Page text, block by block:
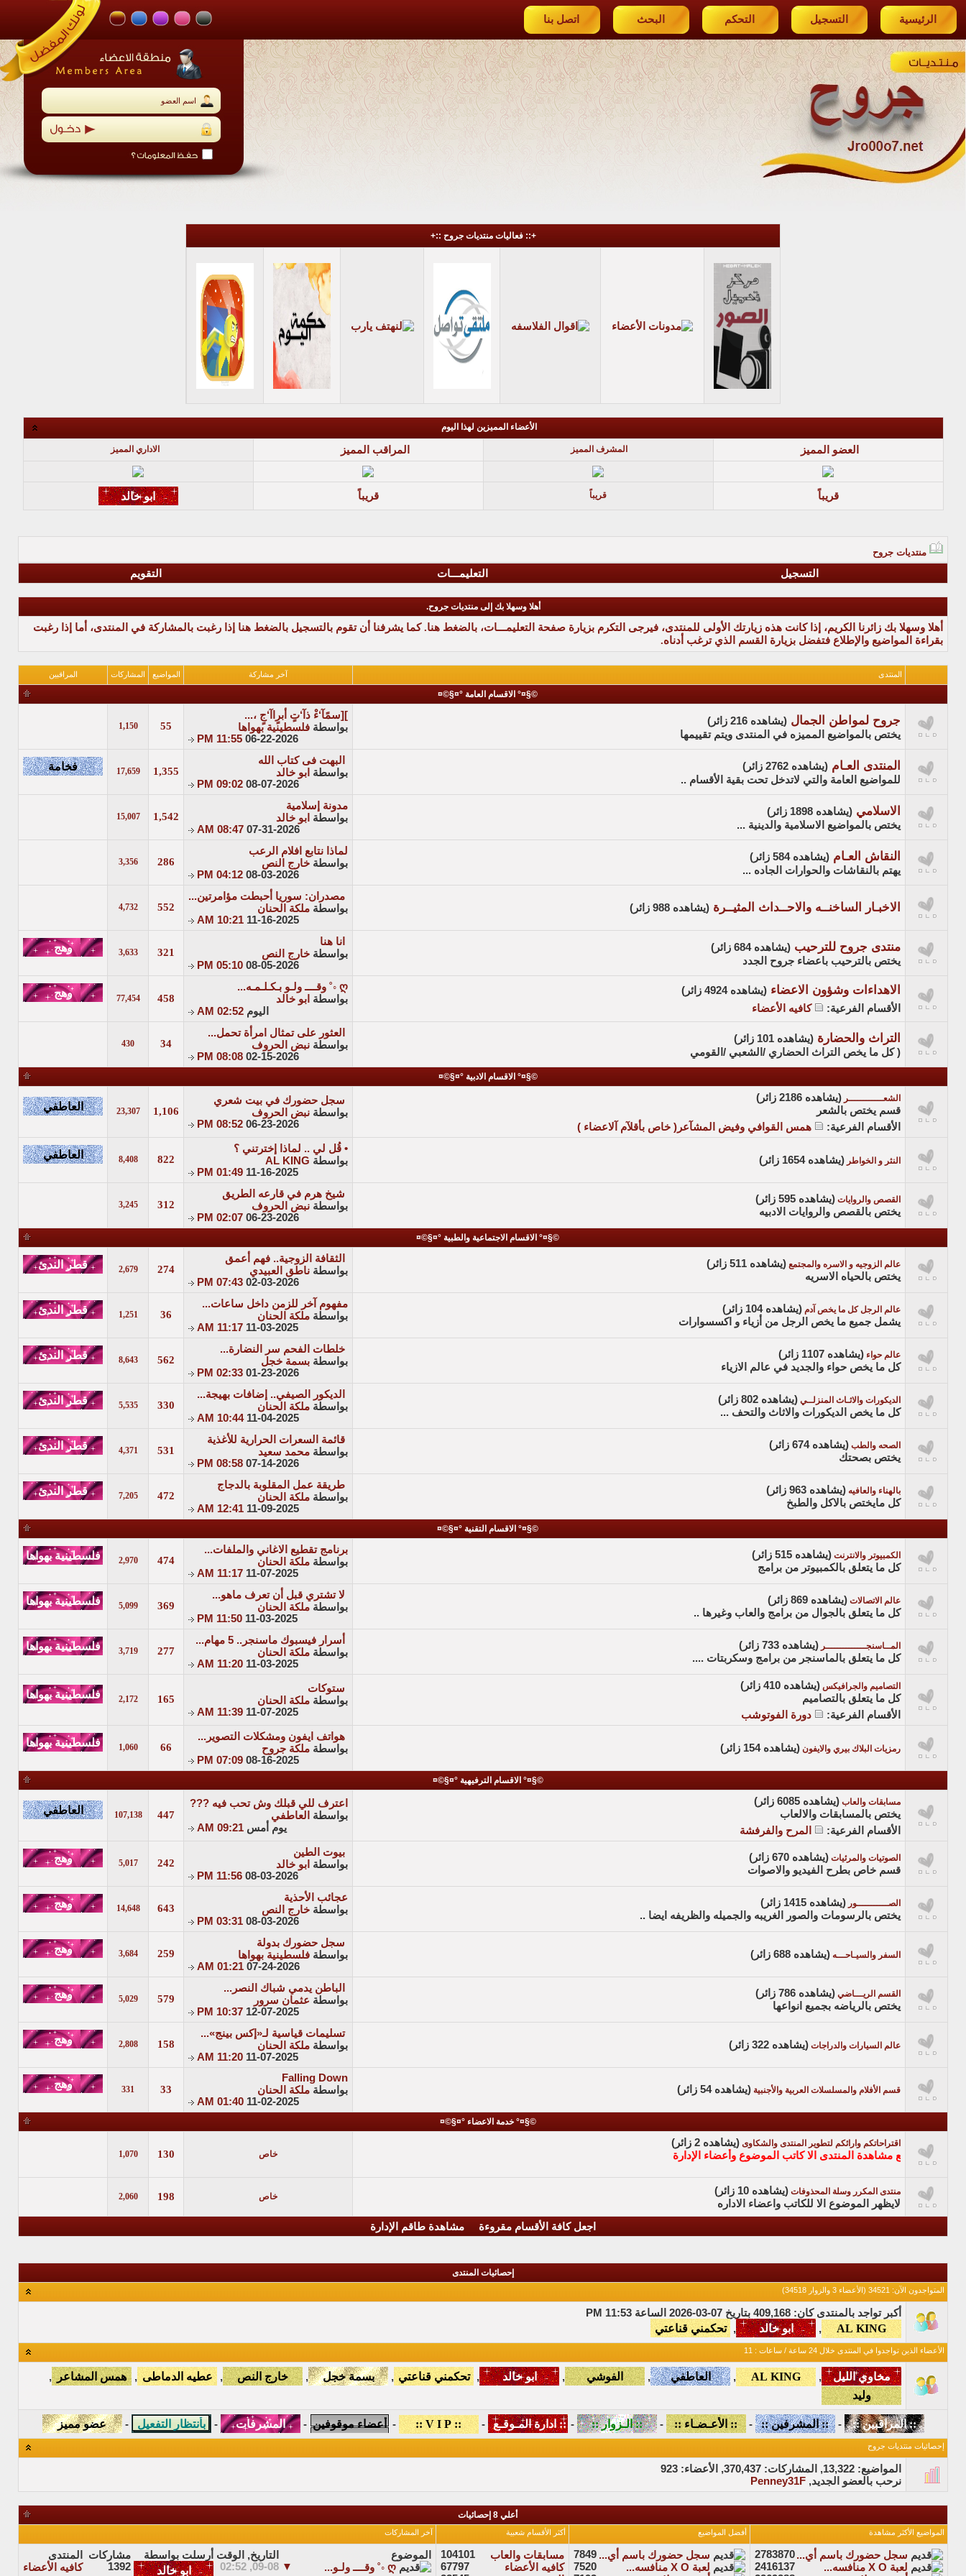
الرئيسية التسجيل التحكم البحث اتصل بنا
+:: فعاليات منتديات جروح ::+
الأعضاء المميزين لهذا اليوم
العضو المميز المشرف المميز المراقب المميز الاداري المميز
قريباً قريباً قريباً
منتديات جروح
التسجيل التعليمـــات التقويم
أهلا وسهلا بك إلى منتديات جروح.
أهلا وسهلا بك زائرنا الكريم، إذا كانت هذه زيارتك الأولى للمنتدى، فيرجى التكرم بزيارة صفحة التعليمـــات، بالضغط هنا. كما يشرفنا أن تقوم بالتسجيل بالضغط هنا إذا رغبت بالمشاركة في المنتدى، أما إذا رغبت
بقراءة المواضيع والإطلاع فتفضل بزيارة القسم الذي ترغب أدناه.
المنتدى آخر مشاركة المواضيع المشاركات المراقبين
©§¤° الاقسام العامة °¤§©¤
جروح لمواطن الجمال (يشاهده 216 زائر)
يختص بالمواضيع المميزه في المنتدى ويتم تقييمها
][سمًآ‘ءْ ذآ‘تٍ أبرٍاآ‘جٍ ،...
بواسطة فلسطينية بهواها
06-22-2026
11:55 PM
55
1,150
المنتدى العـام (يشاهده 2762 زائر)
للمواضيع العامة والتي لاتدخل تحت بقية الأقسام ..
البهت فى كتاب الله
بواسطة ابو خالد
08-07-2026
09:02 PM
1,355
17,659
الاسلامي (يشاهده 1898 زائر)
يختص بالمواضيع الاسلامية والدينية ...
مدونة إسلامية
بواسطة ابو خالد
07-31-2026
08:47 AM
1,542
15,007
النقاش العـام (يشاهده 584 زائر)
يهتم بالنقاشات والحوارات الجاده ...
لماذا نتابع افلام الرعب
بواسطة خارج النص
08-03-2026
04:12 PM
286
3,356
الاخبـار الساخنــه والاحــداث المثيــرة (يشاهده 988 زائر)
مصدران: سوريا أحبطت مؤامرتين...
بواسطة ملكة الحنان
11-16-2025
10:21 AM
552
4,732
منتدى جروح للترحيب (يشاهده 684 زائر)
يختص بالترحيب باعضاء جروح الجدد
انا هنا
بواسطة خارج النص
08-05-2026
05:10 PM
321
3,633
الاهداءات وشؤون الاعضاء (يشاهده 4924 زائر)
الأقسام الفرعية: كافيه الأعضاء
ღ ◦˚ وقــــ ولـو بـكـلـمـه...
بواسطة ابو خالد
اليوم 02:52 AM
458
77,454
التراث والحضارة (يشاهده 101 زائر)
( كل ما يخص التراث الحضاري /الشعبي /القومي
العثور على تمثال امرأة تحمل...
بواسطة نبض الحروف
02-15-2026
08:08 PM
34
430
©§¤° الاقسام الادبية °¤§©¤
الشعــــــــــــر (يشاهده 2186 زائر)
قسم يختص بالشعر
الأقسام الفرعية: همس القوافي وفيض المشآعر( خاص بأقلآم آلاعضاء )
سجل حضورك في بيت شعري
بواسطة نبض الحروف
06-23-2026
08:52 PM
1,106
23,307
النثر و الخواطر (يشاهده 1654 زائر)
• قُل لي .. لماذا إخترتني ؟
بواسطة AL KING
11-16-2025
01:49 PM
822
8,408
القصص والروايات (يشاهده 595 زائر)
يختص بالقصص والروايات الادبيه
شيخ هرم في قارعه الطريق
بواسطة نبض الحروف
06-23-2026
02:07 PM
312
3,245
©§¤° الاقسام الاجتماعية والطبية °¤§©¤
عالم الزوجيه و الاسره والمجتمع (يشاهده 511 زائر)
يختص بالحياه الاسريه
الثقافة الزوجية.. فهم أعمق
بواسطة ناطق العبيدي
02-03-2026
07:43 PM
274
2,679
عالم الرجل كل ما يخص آدم (يشاهده 104 زائر)
يشمل جميع ما يخص الرجل من أزياء و اكسسوارات
مفهوم آخر للزمن داخل ساعات...
بواسطة ملكة الحنان
11-03-2025
11:17 AM
36
1,251
عالم حواء (يشاهده 1107 زائر)
كل ما يخص حواء والجديد في عالم الازياء
خلطات الفحم سر النضارة...
بواسطة بسمة خجل
01-23-2026
02:33 PM
562
8,643
الديكورات والاثـاث المنزلــي (يشاهده 802 زائر)
كل ما يخص الديكورات والاثاث والتحف ...
الديكور الصيفي.. إضافات بهيجة...
بواسطة ملكة الحنان
11-04-2025
10:44 AM
330
5,535
الصحه والطب (يشاهده 674 زائر)
يختص بصحتك
قائمة السعرات الحرارية للأغذية
بواسطة محمد سعيد
07-14-2026
08:58 PM
531
4,371
بالهناء والعافيه (يشاهده 963 زائر)
كل مايختص بالاكل والطبخ
طريقة عمل المقلوبة بالدجاج
بواسطة ملكة الحنان
11-09-2025
12:41 AM
472
7,205
©§¤° الاقسام التقنية °¤§©¤
الكمبيوتر والانترنت (يشاهده 515 زائر)
كل ما يتعلق بالكمبيوتر من برامج
برنامج تقطيع الاغاني والملفات...
بواسطة ملكة الحنان
11-07-2025
11:17 AM
474
2,970
عالم الاتصالات (يشاهده 869 زائر)
كل ما يتعلق بالجوال من برامج والعاب وغيرها ..
لا تشتري قبل أن تعرف ماهو...
بواسطة ملكة الحنان
11-03-2025
11:50 PM
369
5,099
المــاسنجــــــــــــــر (يشاهده 733 زائر)
كل ما يتعلق بالماسنجر من برامج وسكربتات ....
أسرار فيسبوك ماسنجر.. 5 مهام...
بواسطة ملكة الحنان
11-03-2025
11:20 AM
277
3,719
التصاميم والجرافيكس (يشاهده 410 زائر)
كل ما يتعلق بالتصاميم
الأقسام الفرعية: دورة الفوتوشب
ستوكات
بواسطة ملكة الحنان
11-07-2025
11:39 AM
165
2,172
رمزيات البلاك بيري والايفون (يشاهده 154 زائر)
هواتف ايفون ومشكلات التصوير...
بواسطة ملكة جروح
08-16-2025
07:09 PM
66
1,060
©§¤° الاقسام الترفيهية °¤§©¤
مسابقات والعاب (يشاهده 6085 زائر)
يختص بالمسابقات والالعاب
الأقسام الفرعية: المرح والفرفشة
اعترف للي قبلك وش تحب فيه ???
بواسطة
العاطفي
يوم أمس 09:21 AM
447
107,138
الصوتيات والمرئيات (يشاهده 670 زائر)
قسم خاص بطرح الفيديو والاصوات
بيوت الطين
بواسطة ابو خالد
08-03-2026
11:56 PM
242
5,017
الصـــــــــــور (يشاهده 1415 زائر)
يختص بالرسومات والصور الغريبه والجميله والظريفه ايضا ..
عجائب الأحذية
بواسطة خارج النص
08-03-2026
03:31 PM
643
14,648
السفر والسيـاحـــه (يشاهده 688 زائر)
سجل حضورك بدولة
بواسطة فلسطينية بهواها
07-24-2026
01:21 AM
259
3,684
القسم الريـــاضي (يشاهده 786 زائر)
يختص بالرياضه بجميع انواعها
الباطن يدمي شباك النصر...
بواسطة عثمان سرور
12-07-2025
10:37 PM
579
5,029
عالم السيارات والدراجات (يشاهده 322 زائر)
تسليمات قياسية لـ«إكس بينج»...
بواسطة ملكة الحنان
11-07-2025
11:20 AM
158
2,808
قسم الأفلام والمسلسلات العربية والأجنبية (يشاهده 54 زائر)
Falling Down
بواسطة ملكة الحنان
11-02-2025
01:40 AM
33
331
©§¤° خدمة الاعضاء °¤§©¤
اقتراحاتكم وارائكم لتطوير المنتدى والشكاوى (يشاهده 2 زائر)
مشاهدة المنتدى الا كاتب الموضوع وأعضاء الإدارة خاص 130
1,070
منتدى المكرر وسلة المحذوفات (يشاهده 10 زائر)
لايظهر الموضوع الا للكاتب واعضاء الاداره
خاص 198
2,060
اجعل كافة الأقسام مقروءة مشاهدة طاقم الإدارة
إحصائيات المنتدى
المتواجدون الآن: 34521 (الأعضاء 3 والزوار 34518)
أكبر تواجد بالمنتدى كان: 409,168 بتاريخ 07-03-2026 الساعة 11:53 PM
, ‏
, ‏
الأعضاء الذين تواجدوا في المنتدى خلال 24 ساعة / ساعات : 11
,
,
,
,
,
,
,
,
,
,
-
-
-
-
-
-
-
-
-
إحصائيات منتديات جروح
المواضيع: 13,322, المشاركات: 370,437, الأعضاء: 923
نرحب بالعضو الجديد, Penney31F
أعلي 8 إحصائيات
المواضيع الأكثر مشاهدة أفضل المواضيع أكثر الأقسام شعبية آخر المشاركات
سجل حضورك باسم أي...
لعبة X O منافسه...
سجل حضورك باسم أي...
لعبة X O منافسه...
مسابقات والعاب
كافيه الأعضاء
الموضوع التاريخ, الوقت أرسلت بواسطة مشاركات المنتدى
ღ ◦˚ وقــــ ولـو...
▼
09-08, 02:52 كافيه الأعضاء